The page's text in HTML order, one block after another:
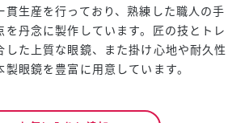
貫生産を行っており、熟練した職人の手
丹念に製作しています。匠の技とトレ
した上質な眼鏡、また掛け心地や耐久性
眼鏡を豊富に用意しています。